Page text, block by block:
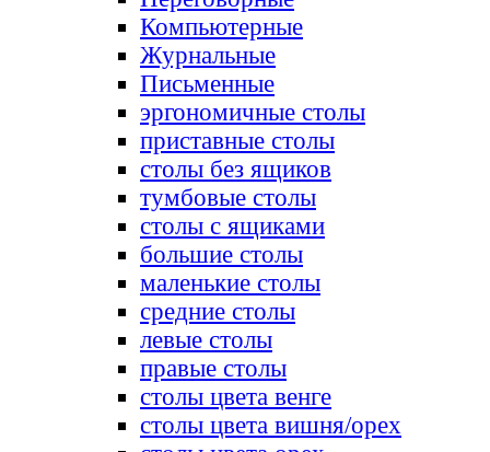
Компьютерные
Журнальные
Письменные
эргономичные столы
приставные столы
столы без ящиков
тумбовые столы
столы с ящиками
большие столы
маленькие столы
средние столы
левые столы
правые столы
столы цвета венге
столы цвета вишня/орех